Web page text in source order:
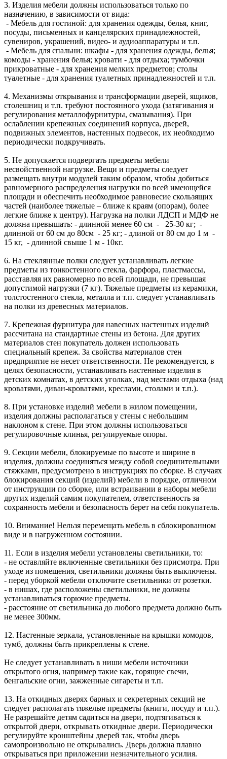
3. Изделия мебели должны использоваться только по
назначению, в зависимости от вида:
- Мебель для гостиной: для хранения одежды, белья, книг,
посуды, письменных и канцелярских принадлежностей,
сувениров, украшений, видео- и аудиоаппаратуры и т.п.
- Мебель для спальни: шкафы - для хранения одежды, белья;
комоды - хранения белья; кровати - для отдыха; тумбочки
прикроватные - для хранения мелких предметов; столы
туалетные - для хранения туалетных принадлежностей и т.п.
4. Механизмы открывания и трансформации дверей, ящиков,
столешниц и т.п. требуют постоянного ухода (затягивания и
регулирования металлофурнитуры, смазывания). При
ослаблении крепежных соединений корпуса, дверей,
подвижных элементов, настенных подвесок, их необходимо
периодически подкручивать.
5. Не допускается подвергать предметы мебели
несвойственной нагрузке. Вещи и предметы следует
размещать внутри модулей таким образом, чтобы добиться
равномерного распределения нагрузки по всей имеющейся
площади и обеспечить необходимое равновесие скользящих
частей (наиболее тяжелые – ближе к краям (опорам), более
легкие ближе к центру). Нагрузка на полки ЛДСП и МДФ не
должна превышать: - длинной менее 60 см - 25-30 кг; -
длинной от 60 см до 80см - 25 кг; - длиной от 80 см до 1 м -
15 кг, - длинной свыше 1 м - 10кг.
6. На стеклянные полки следует устанавливать легкие
предметы из тонкостенного стекла, фарфора, пластмассы,
расставляя их равномерно по всей площади, не превышая
допустимой нагрузки (7 кг). Тяжелые предметы из керамики,
толстостенного стекла, металла и т.п. следует устанавливать
на полки из древесных материалов.
7. Крепежная фурнитура для навесных настенных изделий
рассчитана на стандартные стены из бетона. Для других
материалов стен покупатель должен использовать
специальный крепеж. За свойства материалов стен
предприятие не несет ответственности. Не рекомендуется, в
целях безопасности, устанавливать настенные изделия в
детских комнатах, в детских уголках, над местами отдыха (над
кроватями, диван-кроватями, креслами, столами и т.п.).
8. При установке изделий мебели в жилом помещении,
изделия должны располагаться у стены с небольшим
наклоном к стене. При этом должны использоваться
регулировочные клинья, регулируемые опоры.
9. Секции мебели, блокируемые по высоте и ширине в
изделия, должны соединяться между собой соединительными
стяжками, предусмотрено в инструкциях по сборке. В случаях
блокирования секций (изделий) мебели в порядке, отличном
от инструкции по сборке, или встраивании в наборы мебели
других изделий самим покупателем, ответственность за
сохранность мебели и безопасность берет на себя покупатель.
10. Внимание! Нельзя перемещать мебель в сблокированном
виде и в нагруженном состоянии.
11. Если в изделия мебели установлены светильники, то:
- не оставляйте включенные светильники без присмотра. При
уходе из помещения, светильники должны быть выключены.
- перед уборкой мебели отключите светильники от розетки.
- в нишах, где расположены светильники, не должны
устанавливаться горючие предметы.
- расстояние от светильника до любого предмета должно быть
не менее 300мм.
12. Настенные зеркала, установленные на крышки комодов,
тумб, должны быть прикреплены к стене.
Не следует устанавливать в ниши мебели источники
открытого огня, например такие как, горящие свечи,
бенгальские огни, зажженные сигареты и т.п.
13. На откидных дверях барных и секретерных секций не
следует располагать тяжелые предметы (книги, посуду и т.п.).
Не разрешайте детям садиться на двери, подтягиваться к
открытой двери, открывать откидные двери. Периодически
регулируйте кронштейны дверей так, чтобы дверь
самопроизвольно не открывались. Дверь должна плавно
открываться при приложении незначительного усилия.